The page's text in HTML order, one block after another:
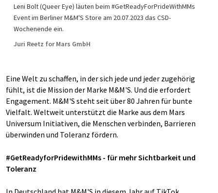
Leni Bolt (Queer Eye) läuten beim #GetReadyForPrideWithMMs
Event im Berliner M&M'S Store am 20.07.2023 das CSD-
Wochenende ein.
Juri Reetz for Mars GmbH
Eine Welt zu schaffen, in der sich jede und jeder zugehörig
fühlt, ist die Mission der Marke M&M'S. Und die erfordert
Engagement. M&M'S steht seit über 80 Jahren für bunte
Vielfalt. Weltweit unterstützt die Marke aus dem Mars
Universum Initiativen, die Menschen verbinden, Barrieren
überwinden und Toleranz fördern.
#GetReadyforPridewithMMs - für mehr Sichtbarkeit und
Toleranz